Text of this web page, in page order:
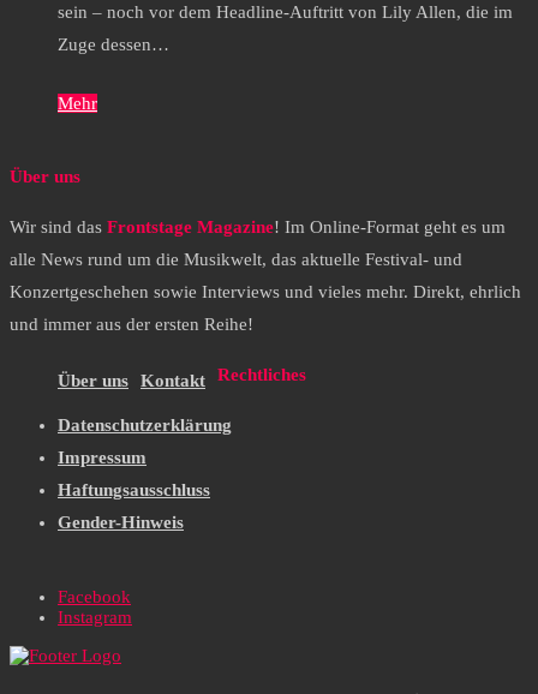
sein – noch vor dem Headline-Auftritt von Lily Allen, die im
Zuge dessen…
Mehr
Über uns
Wir sind das Frontstage Magazine! Im Online-Format geht es um
alle News rund um die Musikwelt, das aktuelle Festival- und
Konzertgeschehen sowie Interviews und vieles mehr. Direkt, ehrlich
und immer aus der ersten Reihe!
Über uns Kontakt Rechtliches
Datenschutzerklärung
Impressum
Haftungsausschluss
Gender-Hinweis
Facebook
Instagram